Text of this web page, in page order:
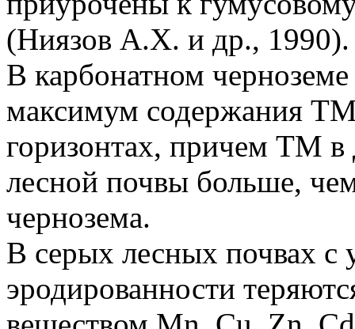
(Ниязов А.Х. и др., 1990).
В карбонатном
максимум содержания
горизонтах, причем TM в
лесной почвы больше,
чернозема.
В серых лесных почвах с
эродированности